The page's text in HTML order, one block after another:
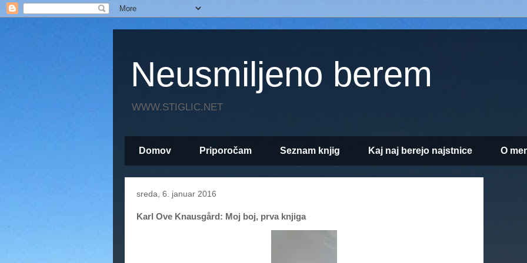
Neusmiljeno berem
WWW.STIGLIC.NET
Domov Priporočam Seznam knjig Kaj naj berejo najstnice O
sreda, 6. januar 2016
Karl Ove Knausgård: Moj boj, prva knjiga